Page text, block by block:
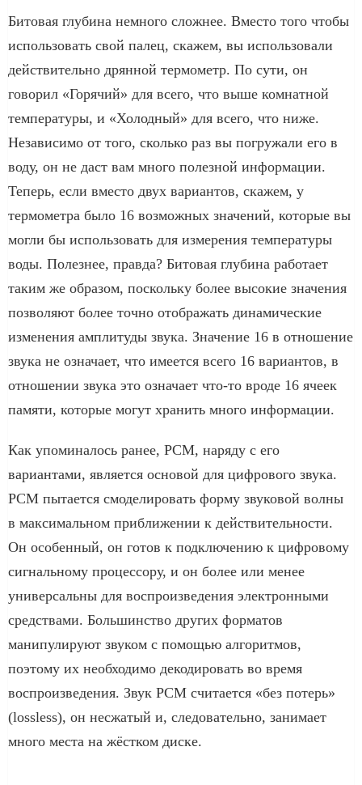
Битовая глубина немного сложнее. Вместо того чтобы
использовать свой палец, скажем, вы использовали
действительно дрянной термометр. По сути, он
говорил «Горячий» для всего, что выше комнатной
температуры, и «Холодный» для всего, что ниже.
Независимо от того, сколько раз вы погружали его в
воду, он не даст вам много полезной информации.
Теперь, если вместо двух вариантов, скажем, у
термометра было 16 возможных значений, которые вы
могли бы использовать для измерения температуры
воды. Полезнее, правда? Битовая глубина работает
таким же образом, поскольку более высокие значения
позволяют более точно отображать динамические
изменения амплитуды звука. Значение 16 в отношение
звука не означает, что имеется всего 16 вариантов, в
отношении звука это означает что-то вроде 16 ячеек
памяти, которые могут хранить много информации.
Как упоминалось ранее, PCM, наряду с его
вариантами, является основой для цифрового звука.
PCM пытается смоделировать форму звуковой волны
в максимальном приближении к действительности.
Он особенный, он готов к подключению к цифровому
сигнальному процессору, и он более или менее
универсальны для воспроизведения электронными
средствами. Большинство других форматов
манипулируют звуком с помощью алгоритмов,
поэтому их необходимо декодировать во время
воспроизведения. Звук PCM считается «без потерь»
(lossless), он несжатый и, следовательно, занимает
много места на жёстком диске.